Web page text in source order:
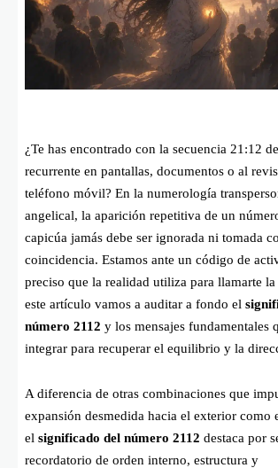
¿Te has encontrado con la secuencia 21:12
recurrente en pantallas, documentos o al
teléfono móvil? En la numerología
angelical, la aparición repetitiva de un
capicúa jamás debe ser ignorada ni tomada
coincidencia. Estamos ante un código de
preciso que la realidad utiliza para llamarte
este artículo vamos a auditar a fondo el
número 2112 y los mensajes fundamentales
integrar para recuperar el equilibrio y la
A diferencia de otras combinaciones que
expansión desmedida hacia el exterior como
el significado del número 2112 destaca por
recordatorio de orden interno, estructura y